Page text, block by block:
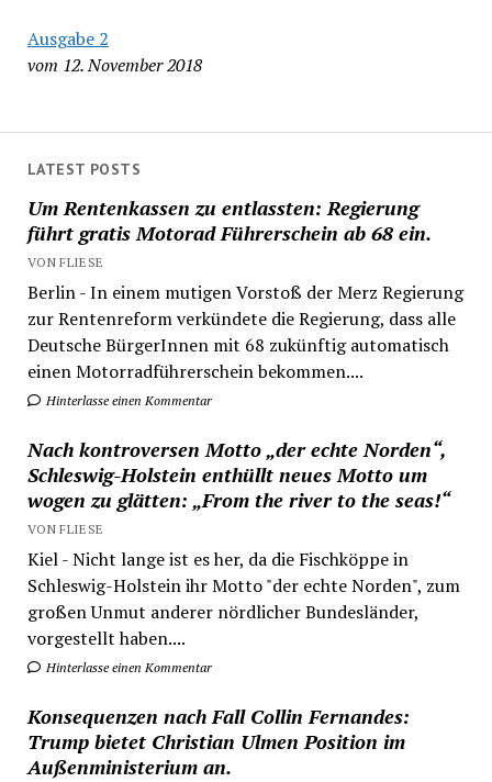
Ausgabe 2
vom 12. November 2018
LATEST POSTS
Um Rentenkassen zu entlassten: Regierung
führt gratis Motorad Führerschein ab 68 ein.
VON FLIESE
Berlin - In einem mutigen Vorstoß der Merz Regierung
zur Rentenreform verkündete die Regierung, dass alle
Deutsche BürgerInnen mit 68 zukünftig automatisch
einen Motorradführerschein bekommen....
Hinterlasse einen Kommentar
Nach kontroversen Motto „der echte Norden“,
Schleswig-Holstein enthüllt neues Motto um
wogen zu glätten: „From the river to the seas!“
VON FLIESE
Kiel - Nicht lange ist es her, da die Fischköppe in
Schleswig-Holstein ihr Motto "der echte Norden", zum
großen Unmut anderer nördlicher Bundesländer,
vorgestellt haben....
Hinterlasse einen Kommentar
Konsequenzen nach Fall Collin Fernandes:
Trump bietet Christian Ulmen Position im
Außenministerium an.